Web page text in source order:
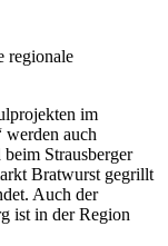
regionale
im
werden auch
Strausberger
Bratwurst gegrillt
Auch der
ist in der Region